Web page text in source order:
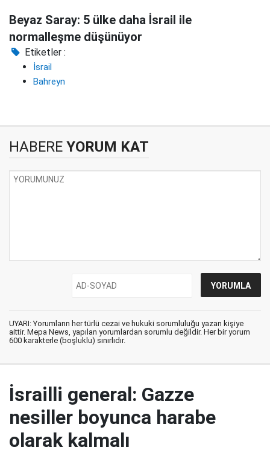
Beyaz Saray: 5 ülke daha İsrail ile
normalleşme düşünüyor
Etiketler :
İsrail
Bahreyn
HABERE YORUM KAT
UYARI: Yorumların her türlü cezai ve hukuki sorumluluğu yazan kişiye
aittir. Mepa News, yapılan yorumlardan sorumlu değildir. Her bir yorum
600 karakterle (boşluklu) sınırlıdır.
İsrailli general: Gazze
nesiller boyunca harabe
olarak kalmalı